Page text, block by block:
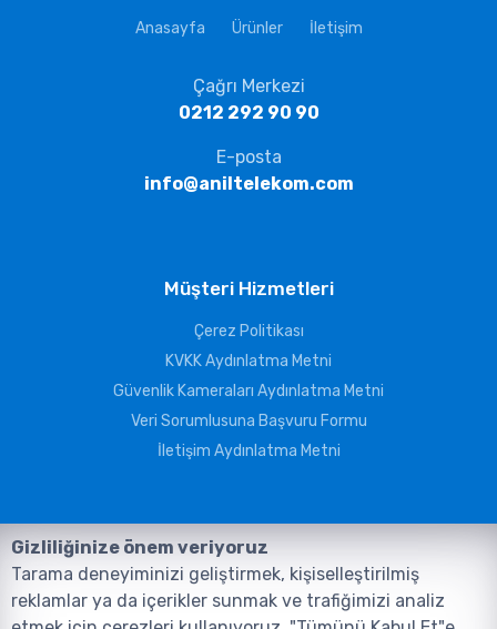
Anasayfa Ürünler İletişim
Çağrı Merkezi
0212 292 90 90
E-posta
info@aniltelekom.com
Müşteri Hizmetleri
Çerez Politikası
KVKK Aydınlatma Metni
Güvenlik Kameraları Aydınlatma Metni
Veri Sorumlusuna Başvuru Formu
İletişim Aydınlatma Metni
Gizliliğinize önem veriyoruz
Tarama deneyiminizi geliştirmek, kişiselleştirilmiş
reklamlar ya da içerikler sunmak ve trafiğimizi analiz